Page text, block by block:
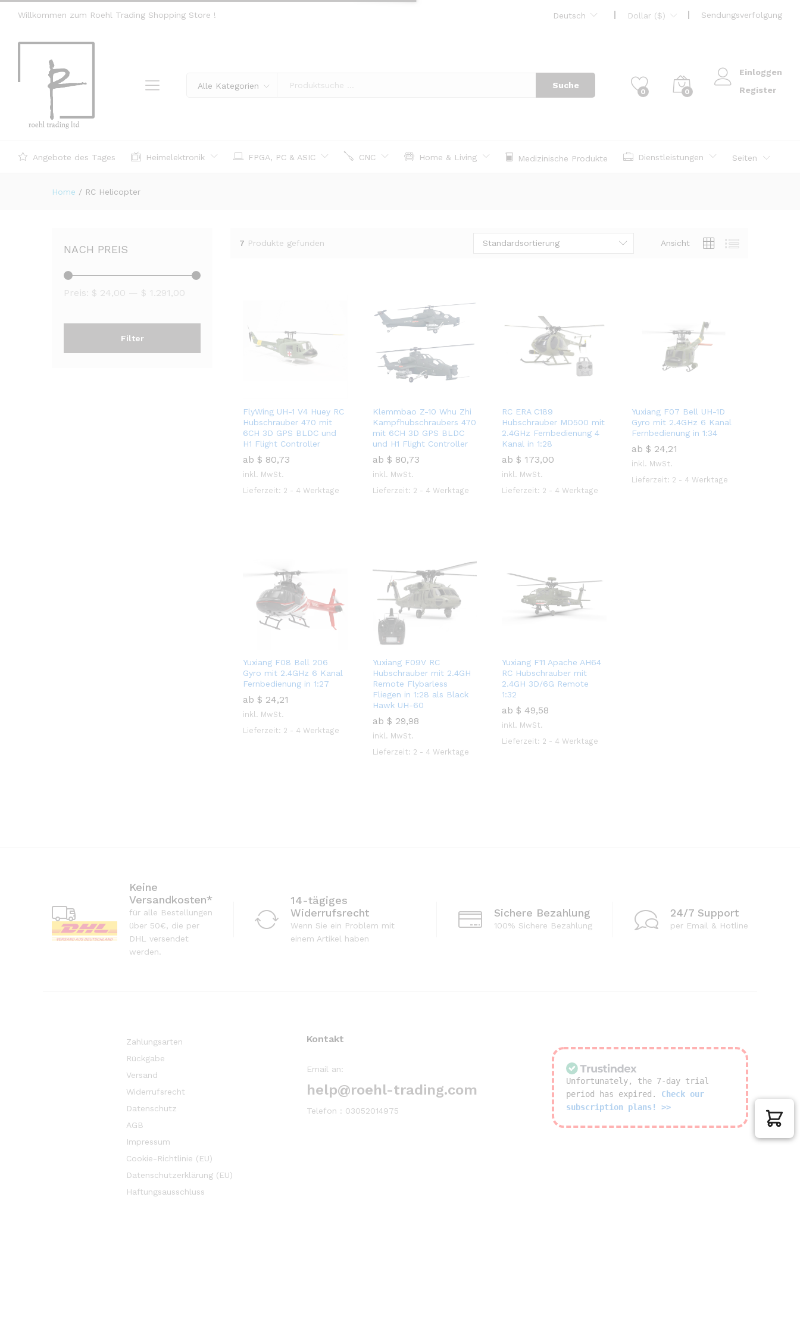
Willkommen zum Roehl Trading Shopping Store ! Deutsch Dollar ($) Sendungsverfolgung
Alle Kategorien Suche
0 0
Einloggen
Register
Angebote des Tages Heimelektronik FPGA, PC & ASIC CNC Home & Living Medizinische Produkte Dienstleistungen Seiten
Home / RC Helicopter
7 Produkte gefunden Ansicht
Standardsortierung
FlyWing UH-1 V4 Huey RC
Hubschrauber 470 mit
6CH 3D GPS BLDC und
H1 Flight Controller
ab $ 80,73
$ 80,73
inkl. MwSt.
Lieferzeit: 2 - 4 Werktage
Klemmbao Z-10 Whu Zhi
Kampfhubschraubers 470
mit 6CH 3D GPS BLDC
und H1 Flight Controller
ab $ 80,73
$80,73
inkl. MwSt.
Lieferzeit: 2 - 4 Werktage
RC ERA C189
Hubschrauber MD500 mit
2.4GHz Fernbedienung 4
Kanal in 1:28
ab $ 173,00
$ 173,00
inkl. MwSt.
Lieferzeit: 2 - 4 Werktage
Yuxiang F07 Bell UH-1D
Gyro mit 2.4GHz 6 Kanal
Fernbedienung in 1:34
ab $ 24,21
$24,21
inkl. MwSt.
Lieferzeit: 2 - 4 Werktage
Yuxiang F08 Bell 206
Gyro mit 2.4GHz 6 Kanal
Fernbedienung in 1:27
ab $ 24,21
$ 24,21
inkl. MwSt.
Lieferzeit: 2 - 4 Werktage
Yuxiang F09V RC
Hubschrauber mit 2.4GH
Remote Flybarless
Fliegen in 1:28 als Black
Hawk UH-60
ab $ 29,98
$29,98
inkl. MwSt.
Lieferzeit: 2 - 4 Werktage
Yuxiang F11 Apache AH64
RC Hubschrauber mit
2.4GH 3D/6G Remote
1:32
ab $ 49,58
inkl. MwSt.
Lieferzeit: 2 - 4 Werktage
NACH PREIS
Filter
Preis: $ 24,00 — $ 1.291,00
Keine
Versandkosten*
für alle Bestellungen
über 50€, die per
DHL versendet
werden.
14-tägiges
Widerrufsrecht
Wenn Sie ein Problem mit
einem Artikel haben
Sichere Bezahlung
100% Sichere Bezahlung
24/7 Support
per Email & Hotline
Zahlungsarten
Rückgabe
Versand
Widerrufsrecht
Datenschutz
AGB
Impressum
Cookie-Richtlinie (EU)
Datenschutzerklärung (EU)
Haftungsausschluss
Kontakt
Email an:
help@roehl-trading.com
Telefon : 03052014975
Unfortunately, the 7-day trial
period has expired. Check our
subscription plans! >>